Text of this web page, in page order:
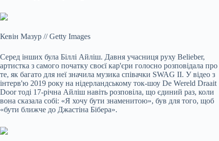
Кевін Мазур // Getty Images
Серед інших була Біллі Айліш. Давня учасниця руху Belieber,
артистка з самого початку своєї кар'єри голосно розповідала про
те, як багато для неї значила музика співачки SWAG II. У відео з
інтерв'ю 2019 року на нідерландському ток-шоу De Wereld Draait
Door тоді 17-річна Айліш навіть розповіла, що єдиний раз, коли
вона сказала собі: «Я хочу бути знаменитою», був для того, щоб
«бути ближче до Джастіна Бібера».